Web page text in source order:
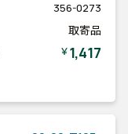
356-0273
取寄品
￥1,417